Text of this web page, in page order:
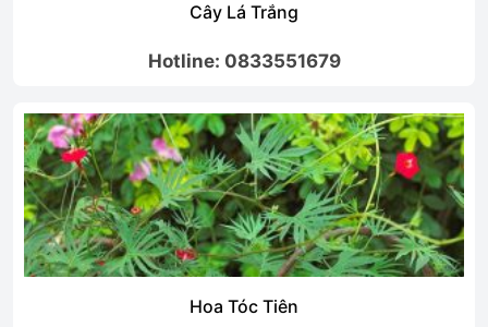
Cây Lá Trắng
Hotline: 0833551679
Hoa Tóc Tiên